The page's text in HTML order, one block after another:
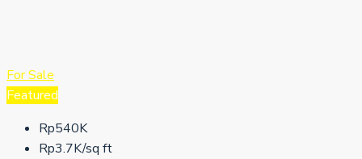
For Sale
Featured
Rp540K
Rp3.7K/sq ft